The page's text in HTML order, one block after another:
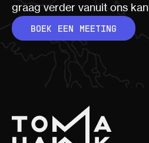
graag verder vanuit ons
BOEK EEN MEETING